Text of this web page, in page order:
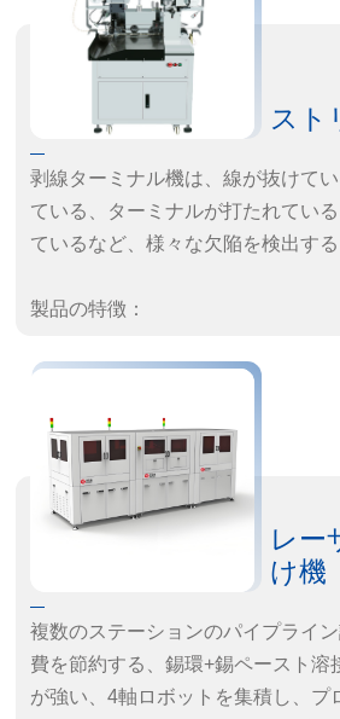
· 人間と機械のインターフェースが
遮蔽選択可能
· 差し込み後、視覚検査で外観と平
スト
剥線ターミナル機は、線が抜けて
ている、ターミナルが打たれてい
ているなど、様々な欠陥を検出する
製品の特徴：
· 速度：3500本/時間 L=100mm
· 長さ：0.1-12mm
レー
け機
複数のステーションのパイプライ
費を節約する、錫環+錫ペースト溶
が強い、4軸ロボットを集積し、プ